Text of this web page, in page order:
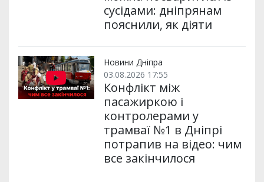
сусідами: дніпрянам
пояснили, як діяти
Новини Дніпра
03.08.2026 17:55
Конфлікт між
пасажиркою і
контролерами у
трамваї №1 в Дніпрі
потрапив на відео: чим
все закінчилося